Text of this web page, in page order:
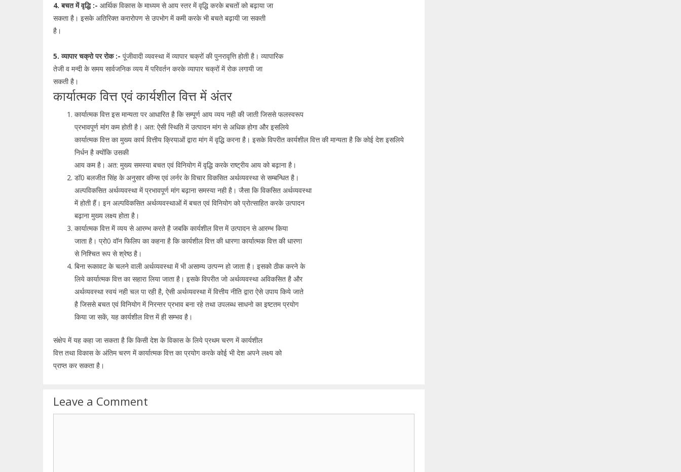
4. बचत में वृद्धि :- आर्थिक विकास के माध्यम से आय स्तर में वृद्धि करके बचतों को बढ़ाया जा
सकता है। इसके अतिरिक्त करारोपण से उपभोग में कमी करके भी बचते बढ़ायी जा सकती
है।
5. व्यापार चक्रो पर रोक :- पूंजीवादी व्यवस्था में व्यापार चक्रों की पुनरावृत्ति होती है। व्यापारिक
तेजी व मन्दी के समय सार्वजनिक व्यय में परिवर्तन करके व्यापार चक्रों में रोक लगायी जा
सकती है।
कार्यात्मक वित्त एवं कार्यशील वित्त में अंतर
कार्यात्मक वित्त इस मान्यता पर आधारित है कि सम्पूर्ण आय व्यय नही की जाती जिससे फलस्वरूप
प्रभावपूर्ण मांग कम होती है। अत: ऐसी स्थिति में उत्पादन मांग से अधिक होगा और इसलिये
कार्यात्मक वित्त का मुख्य कार्य वित्तीय क्रियाओं द्वारा मांग में वृद्धि करना है। इसके विपरीत कार्यशील वित्त की मान्यता है कि कोई देश इसलिये
निर्धन है क्योंकि उसकी
आय कम है। अत: मुख्य समस्या बचत एवं विनियोग में वृद्धि करके राष्ट्रीय आय को बढ़ाना है।
डॉ0 बलजीत सिंह के अनुसार कीन्स एवं लर्नर के विचार विकसित अर्थव्यवस्था से सम्बन्धित है।
अल्पविकसित अर्थव्यवस्था में प्रभावपूर्ण मांग बढ़ाना समस्या नही है। जैसा कि विकसित अर्थव्यवस्था
में होती हैं। इन अल्पविकसित अर्थव्यवस्थाओं में बचत एवं विनियोग को प्रोत्साहित करके उत्पादन
बढ़ाना मुख्य लक्ष्य होता है।
कार्यात्मक वित्त में व्यय से आरम्भ करते है जबकि कार्यशील वित्त में उत्पादन से आरम्भ किया
जाता है। प्रो0 वॉन फिलिप का कहना है कि कार्यशील वित्त की धारणा कार्यात्मक वित्त की धारणा
से निश्चित रूप से श्रेष्ठ है।
बिना रूकावट के चलने वाली अर्थव्यवस्था में भी असाम्य उत्पन्न हो जाता है। इसको ठीक करने के
लिये कार्यात्मक वित्त का सहारा लिया जाता है। इसके विपरीत जो अर्थव्यवस्था अविकसित है और
अर्थव्यवस्था स्वयं नही चल पा रही है, ऐसी अर्थव्यवस्था में वित्तीय नीति द्वारा ऐसे उपाय किये जाते
है जिससे बचत एवं विनियोग में निरन्तर प्रभाव बना रहे तथा उपलब्ध साधनो का इष्टतम प्रयोग
किया जा सकें, यह कार्यशील वित्त में ही सम्भव है।
संक्षेप में यह कहा जा सकता है कि किसी देश के विकास के लिये प्रथम चरण में कार्यशील
वित्त तथा विकास के अंतिम चरण में कार्यात्मक वित्त का प्रयोग करके कोई भी देश अपने लक्ष्य को
प्राप्त कर सकता है।
Leave a Comment